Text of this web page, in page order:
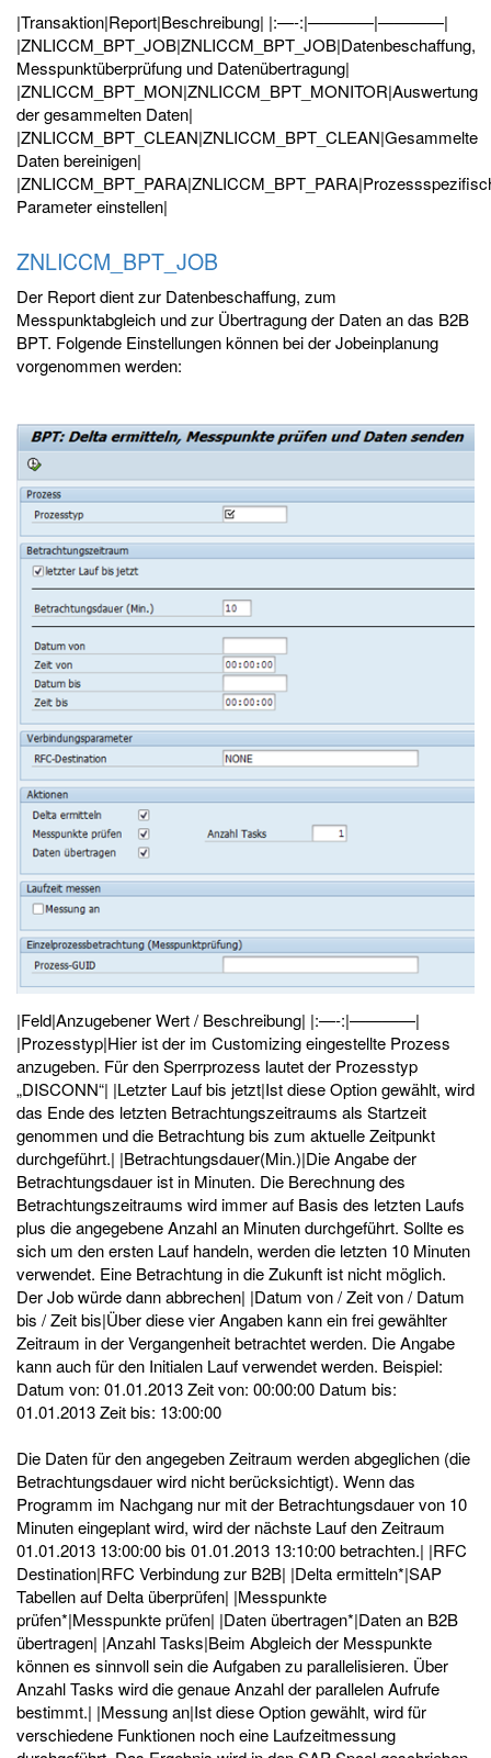
|Transaktion|Report|Beschreibung| |:—-:|————|————|
|ZNLICCM_BPT_JOB|ZNLICCM_BPT_JOB|Datenbeschaffung,
Messpunktüberprüfung und Datenübertragung|
|ZNLICCM_BPT_MON|ZNLICCM_BPT_MONITOR|Auswertung
der gesammelten Daten|
|ZNLICCM_BPT_CLEAN|ZNLICCM_BPT_CLEAN|Gesammelte
Daten bereinigen|
Parameter einstellen|
ZNLICCM_BPT_JOB
Der Report dient zur Datenbeschaffung, zum
Messpunktabgleich und zur Übertragung der Daten an das B2B
BPT. Folgende Einstellungen können bei der Jobeinplanung
vorgenommen werden:
|Feld|Anzugebener Wert / Beschreibung| |:—-:|————|
|Prozesstyp|Hier ist der im Customizing eingestellte Prozess
anzugeben. Für den Sperrprozess lautet der Prozesstyp
„DISCONN“| |Letzter Lauf bis jetzt|Ist diese Option gewählt, wird
das Ende des letzten Betrachtungszeitraums als Startzeit
genommen und die Betrachtung bis zum aktuelle Zeitpunkt
durchgeführt.| |Betrachtungsdauer(Min.)|Die Angabe der
Betrachtungsdauer ist in Minuten. Die Berechnung des
Betrachtungszeitraums wird immer auf Basis des letzten Laufs
plus die angegebene Anzahl an Minuten durchgeführt. Sollte es
sich um den ersten Lauf handeln, werden die letzten 10 Minuten
verwendet. Eine Betrachtung in die Zukunft ist nicht möglich.
Der Job würde dann abbrechen| |Datum von / Zeit von / Datum
bis / Zeit bis|Über diese vier Angaben kann ein frei gewählter
Zeitraum in der Vergangenheit betrachtet werden. Die Angabe
kann auch für den Initialen Lauf verwendet werden. Beispiel:
Datum von: 01.01.2013 Zeit von: 00:00:00 Datum bis:
01.01.2013 Zeit bis: 13:00:00
Die Daten für den angegeben Zeitraum werden abgeglichen (die
Betrachtungsdauer wird nicht berücksichtigt). Wenn das
Programm im Nachgang nur mit der Betrachtungsdauer von 10
Minuten eingeplant wird, wird der nächste Lauf den Zeitraum
01.01.2013 13:00:00 bis 01.01.2013 13:10:00 betrachten.| |RFC
Destination|RFC Verbindung zur B2B| |Delta ermitteln*|SAP
Tabellen auf Delta überprüfen| |Messpunkte
prüfen*|Messpunkte prüfen| |Daten übertragen*|Daten an B2B
übertragen| |Anzahl Tasks|Beim Abgleich der Messpunkte
können es sinnvoll sein die Aufgaben zu parallelisieren. Über
Anzahl Tasks wird die genaue Anzahl der parallelen Aufrufe
bestimmt.| |Messung an|Ist diese Option gewählt, wird für
verschiedene Funktionen noch eine Laufzeitmessung